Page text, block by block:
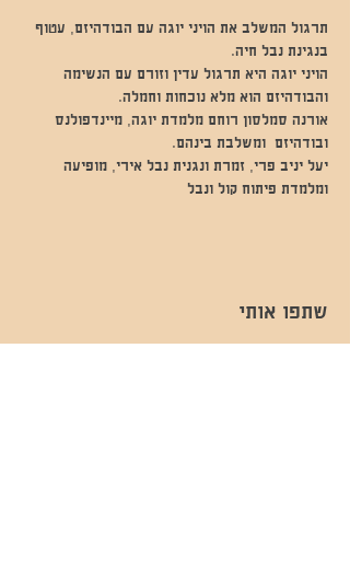
תרגול המשלב את הויני יוגה עם הבודהיזם, עטוף
בנגינת נבל חיה.
הויני יוגה היא תרגול עדין וזורם עם הנשימה
והבודהיזם הוא מלא נוכחות וחמלה.
אורנה סמלסון רוחם מלמדת יוגה, מיינדפולנס
ובודהיזם  ומשלבת בינהם.
יעל יניב פרי, זמרת ונגנית נבל אירי, מופיעה
ומלמדת פיתוח קול ונבל
שתפו אותי